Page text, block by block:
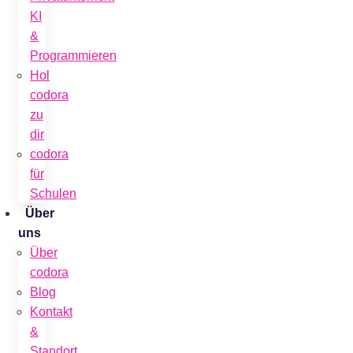
KI
&
Programmieren
Hol
codora
zu
dir
codora
für
Schulen
Über
uns
Über
codora
Blog
Kontakt
&